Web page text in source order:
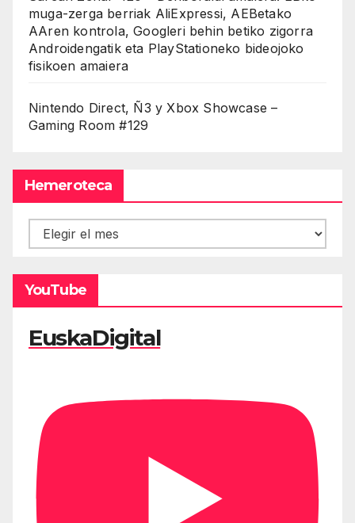
muga-zerga berriak AliExpressi, AEBetako
AAren kontrola, Googleri behin betiko zigorra
Androidengatik eta PlayStationeko bideojoko
fisikoen amaiera
Nintendo Direct, Ñ3 y Xbox Showcase –
Gaming Room #129
Hemeroteca
Hemeroteca
YouTube
EuskaDigital